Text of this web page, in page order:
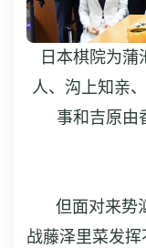
日本棋院为
人、沟上知亲
事和吉原由
但面对来势
战藤泽里菜发挥